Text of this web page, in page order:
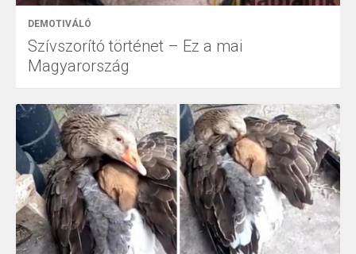
DEMOTIVÁLÓ
Szívszorító történet – Ez a mai
Magyarország